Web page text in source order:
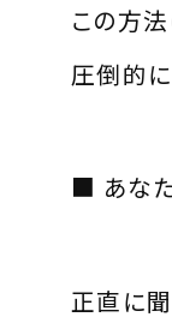
この方
圧倒的に
■ あなた
正直に聞